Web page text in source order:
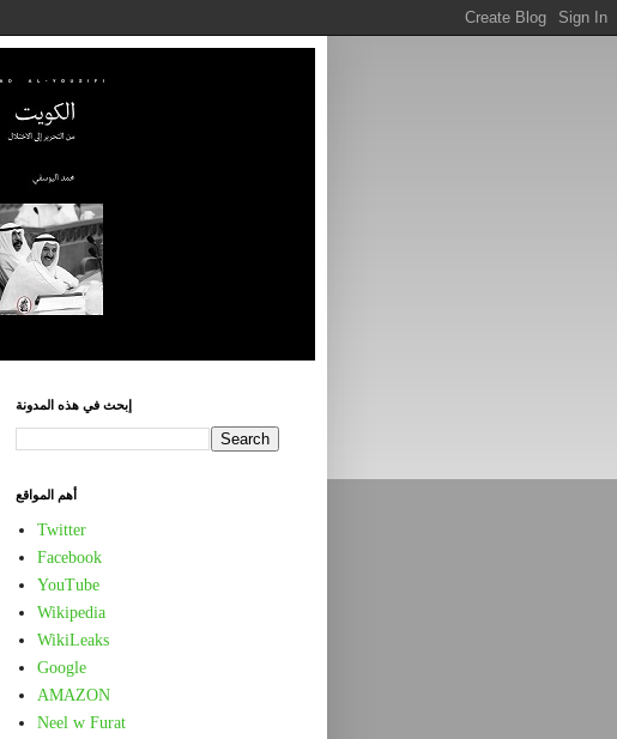
إبحث في هذه المدونة
أهم المواقع
Twitter
Facebook
YouTube
Wikipedia
WikiLeaks
Google
AMAZON
Neel w Furat